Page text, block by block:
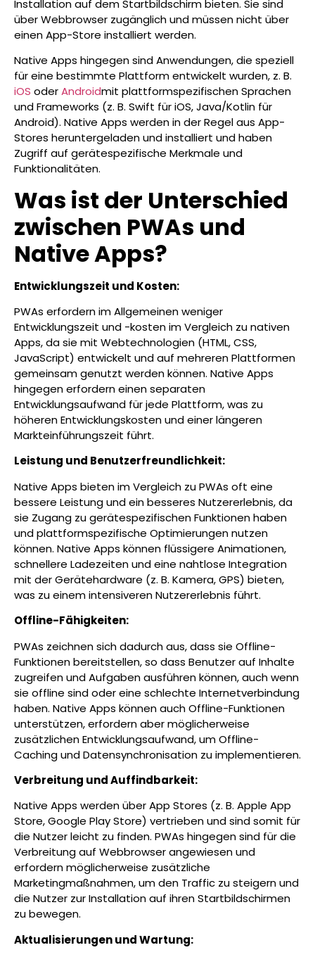
Installation auf dem Startbildschirm bieten. Sie sind
über Webbrowser zugänglich und müssen nicht über
einen App-Store installiert werden.
Native Apps hingegen sind Anwendungen, die speziell
für eine bestimmte Plattform entwickelt wurden, z. B.
iOS oderAndroidmit plattformspezifischen Sprachen
und Frameworks (z. B. Swift für iOS, Java/Kotlin für
Android). Native Apps werden in der Regel aus App-
Stores heruntergeladen und installiert und haben
Zugriff auf gerätespezifische Merkmale und
Funktionalitäten.
Was ist der Unterschied
zwischen PWAs und
Native Apps?
Entwicklungszeit und Kosten:
PWAs erfordern im Allgemeinen weniger
Entwicklungszeit und -kosten im Vergleich zu nativen
Apps, da sie mit Webtechnologien (HTML, CSS,
JavaScript) entwickelt und auf mehreren Plattformen
gemeinsam genutzt werden können. Native Apps
hingegen erfordern einen separaten
Entwicklungsaufwand für jede Plattform, was zu
höheren Entwicklungskosten und einer längeren
Markteinführungszeit führt.
Leistung und Benutzerfreundlichkeit:
Native Apps bieten im Vergleich zu PWAs oft eine
bessere Leistung und ein besseres Nutzererlebnis, da
sie Zugang zu gerätespezifischen Funktionen haben
und plattformspezifische Optimierungen nutzen
können. Native Apps können flüssigere Animationen,
schnellere Ladezeiten und eine nahtlose Integration
mit der Gerätehardware (z. B. Kamera, GPS) bieten,
was zu einem intensiveren Nutzererlebnis führt.
Offline-Fähigkeiten:
PWAs zeichnen sich dadurch aus, dass sie Offline-
Funktionen bereitstellen, so dass Benutzer auf Inhalte
zugreifen und Aufgaben ausführen können, auch wenn
sie offline sind oder eine schlechte Internetverbindung
haben. Native Apps können auch Offline-Funktionen
unterstützen, erfordern aber möglicherweise
zusätzlichen Entwicklungsaufwand, um Offline-
Caching und Datensynchronisation zu implementieren.
Verbreitung und Auffindbarkeit:
Native Apps werden über App Stores (z. B. Apple App
Store, Google Play Store) vertrieben und sind somit für
die Nutzer leicht zu finden. PWAs hingegen sind für die
Verbreitung auf Webbrowser angewiesen und
erfordern möglicherweise zusätzliche
Marketingmaßnahmen, um den Traffic zu steigern und
die Nutzer zur Installation auf ihren Startbildschirmen
zu bewegen.
Aktualisierungen und Wartung: